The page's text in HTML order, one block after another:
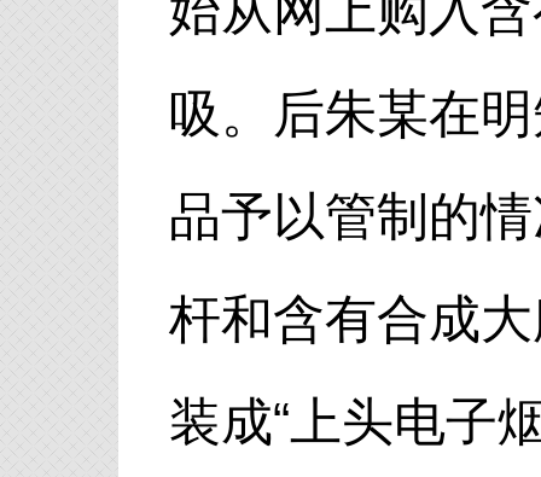
吸。后朱某在
品予以管制的
杆和含有合成
装成“上头电子